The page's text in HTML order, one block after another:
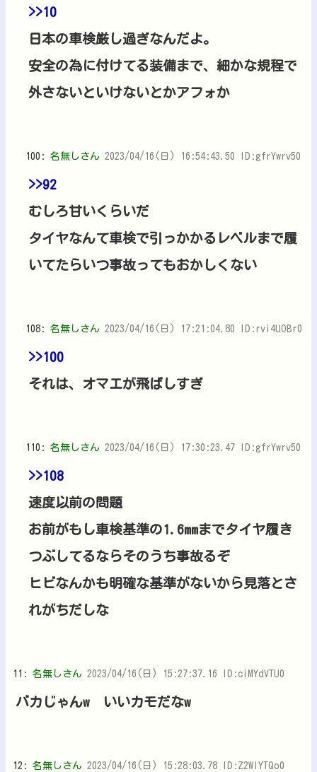
>>10
日本の車検厳し過ぎなんだよ。
安全の為に付けてる装備まで、細かな規程で
外さないといけないとかアフォか
100: 名無しさん 2023/04/16(日) 16:54:43.50 ID:gfrYwrv50
>>92
むしろ甘いくらいだ
タイヤなんて車検で引っかかるレベルまで履
いてたらいつ事故ってもおかしくない
108: 名無しさん 2023/04/16(日) 17:21:04.80 ID:rvi4UOBr0
>>100
それは、オマエが飛ばしすぎ
110: 名無しさん 2023/04/16(日) 17:30:23.47 ID:gfrYwrv50
>>108
速度以前の問題
お前がもし車検基準の1.6mmまでタイヤ履き
つぶしてるならそのうち事故るぞ
ヒビなんかも明確な基準がないから見落とさ
れがちだしな
11: 名無しさん 2023/04/16(日) 15:27:37.16 ID:ciMYdVTU0
バカじゃんw いいカモだなw
12: 名無しさん 2023/04/16(日) 15:28:03.78 ID:Z2WIYTQo0